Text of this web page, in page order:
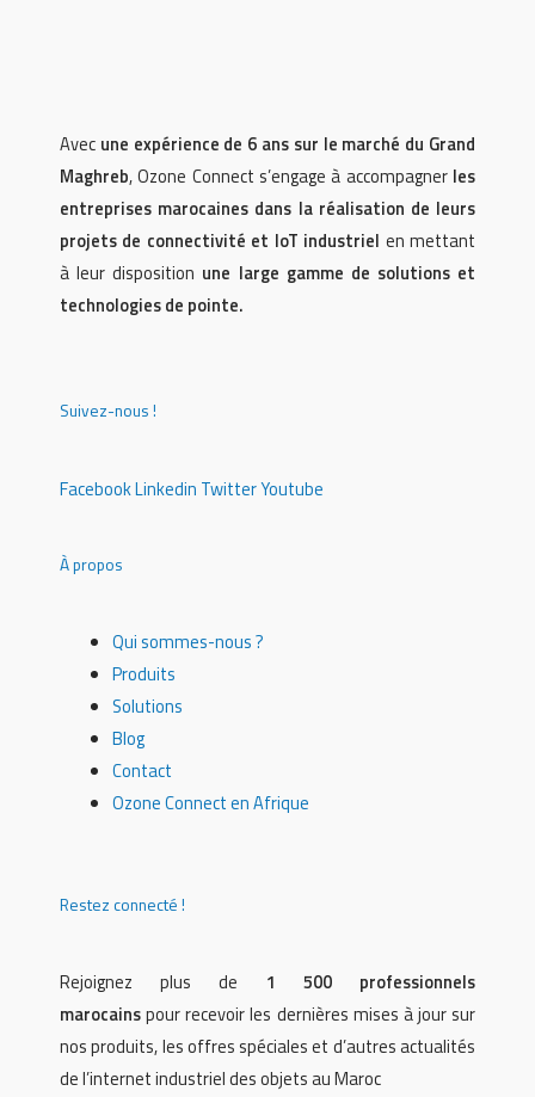
Avec une expérience de 6 ans sur le marché du Grand
Maghreb, Ozone Connect s’engage à accompagner les
entreprises marocaines dans la réalisation de leurs
projets de connectivité et IoT industriel en mettant
à leur disposition une large gamme de solutions et
technologies de pointe.
Suivez-nous !
FacebookLinkedin TwitterYoutube
À propos
Qui sommes-nous ?
Produits
Solutions
Blog
Contact
Ozone Connect en Afrique
Restez connecté !
Rejoignez plus de 1 500 professionnels
marocainspour recevoir les dernières mises à jour sur
nos produits, les offres spéciales et d’autres actualités
de l’internet industriel des objets au Maroc